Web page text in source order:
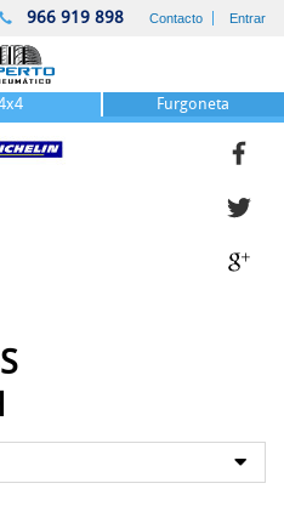
966 919 898 Contacto Entrar
Furgoneta